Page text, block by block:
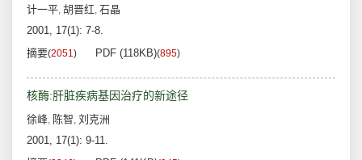
计一平, 胡晋红, 石晶
2001, 17(1): 7-8.
摘要(2051) PDF (118KB)(895)
核酶:肝脏疾病基因治疗的新途径
徐峰, 陈智, 刘克洲
2001, 17(1): 9-11.